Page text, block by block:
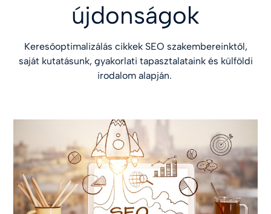
újdonságok
Keresőoptimalizálás cikkek SEO szakembereinktől,
saját kutatásunk, gyakorlati tapasztalataink és külföldi
irodalom alapján.